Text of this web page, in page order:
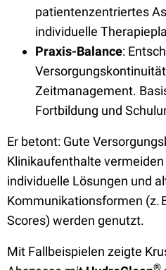
patientenzentriertes
individuelle
Praxis-Balance:
Zeitmanagement.
Fortbildung und
Er betont: Gute
Klinikaufenthalte
individuelle Lösungen und
Kommunikationsformen (z.
Scores) werden genutzt.
Mit Fallbeispielen zeigte
®